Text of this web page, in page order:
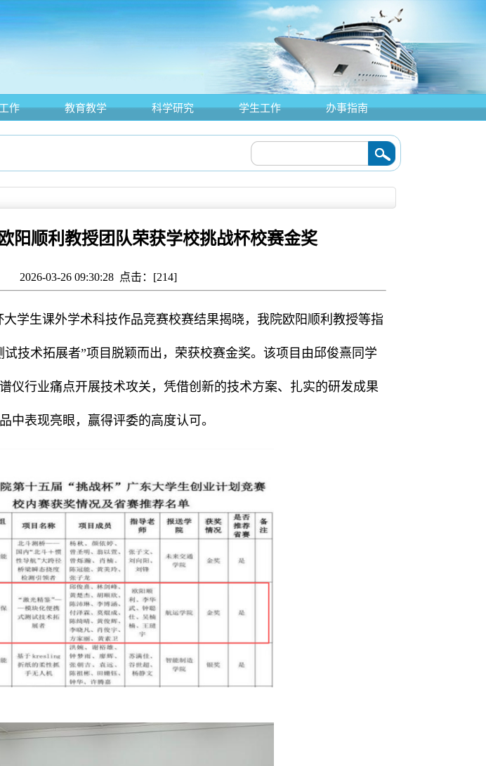
作 教育教学 科学研究 学生工作 办事指南
阳顺利教授团队荣获学校挑战杯校赛金奖
2026-03-26 09:30:28 点击：[214]
学生课外学术科技作品竞赛校赛结果揭晓，我院欧阳顺利教授等指
技术拓展者”项目脱颖而出，荣获校赛金奖。该项目由邱俊熹同学
仪行业痛点开展技术攻关，凭借创新的技术方案、扎实的研发成果
中表现亮眼，赢得评委的高度认可。